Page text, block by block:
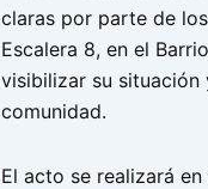
claras por parte de
Escalera 8, en el
visibilizar su
comunidad.
El acto se realizará